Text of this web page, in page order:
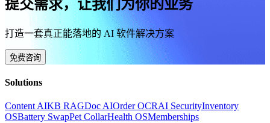
提交需求，让我们为你的业务
打造一套真正能落地的 AI 软件解决方案
免费咨询
Solutions
Content AIKB RAGDoc AIOrder OCRAI SecurityInventory
OSBattery SwapPet CollarHealth OSMemberships